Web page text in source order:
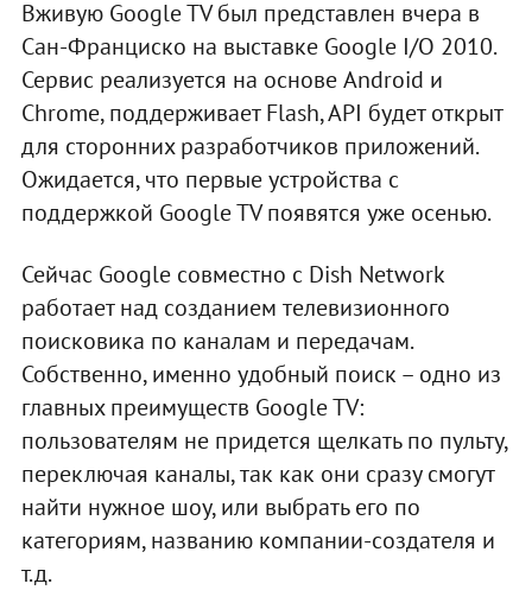
Вживую Google TV был представлен вчера в
Сан-Франциско на выставке Google I/O 2010.
Сервис реализуется на основе Android и
Chrome, поддерживает Flash, API будет открыт
для сторонних разработчиков приложений.
Ожидается, что первые устройства с
поддержкой Google TV появятся уже осенью.
Сейчас Google совместно с Dish Network
работает над созданием телевизионного
поисковика по каналам и передачам.
Собственно, именно удобный поиск – одно из
главных преимуществ Google TV:
пользователям не придется щелкать по пульту,
переключая каналы, так как они сразу смогут
найти нужное шоу, или выбрать его по
категориям, названию компании-создателя и
т.д.